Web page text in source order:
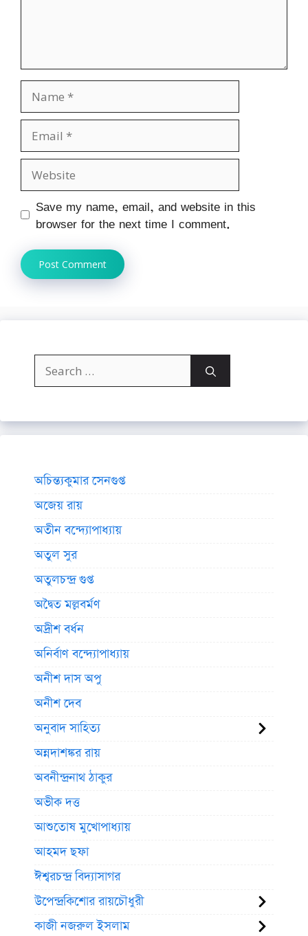
Name
Email
Website
Save my name, email, and website in this
browser for the next time I comment.
Search
for:
অচিন্ত্যকুমার সেনগুপ্ত
অজেয় রায়
অতীন বন্দ্যোপাধ্যায়
অতুল সুর
অতুলচন্দ্র গুপ্ত
অদ্বৈত মল্লবর্মণ
অদ্রীশ বর্ধন
অনির্বাণ বন্দ্যোপাধ্যায়
অনীশ দাস অপু
অনীশ দেব
অনুবাদ সাহিত্য
অন্নদাশঙ্কর রায়
অবনীন্দ্রনাথ ঠাকুর
অভীক দত্ত
আশুতোষ মুখোপাধ্যায়
আহমদ ছফা
ঈশ্বরচন্দ্র বিদ্যাসাগর
উপেন্দ্রকিশোর রায়চৌধুরী
কাজী নজরুল ইসলাম